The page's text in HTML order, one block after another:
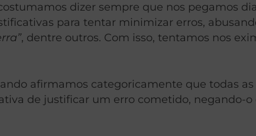
dizer sempre que nos pegamos
para tentar minimizar erros,
, dentre outros. Com isso, tentamos nos
afirmamos categoricamente que todas
de justificar um erro cometido, negando-